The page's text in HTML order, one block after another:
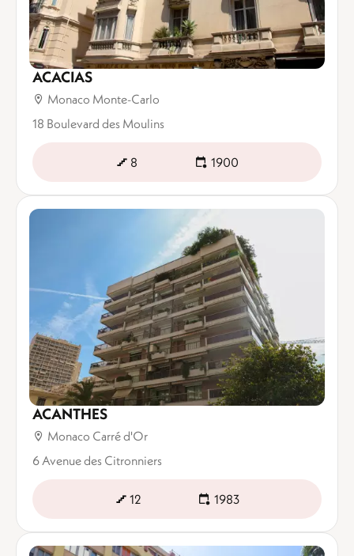
ACACIAS
Monaco Monte-Carlo
18 Boulevard des Moulins
8 1900
ACANTHES
Monaco Carré d'Or
6 Avenue des Citronniers
12 1983